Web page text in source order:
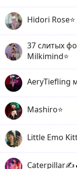
Hidori Rose⭐️
37 слитых
Milkimind⭐️
AeryTiefling
Mashiro⭐️
Little Emo